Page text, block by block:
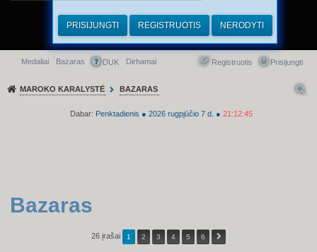
Greitasis meniu
Medaliai Bazaras DUK Dirhamai Prisijungti
Registruotis
MAROKO KARALYSTĖ BAZARAS
Dabar: Penktadienis ● 2026 rugpjūčio 7 d. ● 21:12:46
PRISIJUNGTI REGISTRUOTIS NERODYTI
Bazaras
26 įrašai 1 2 3 4 5 6